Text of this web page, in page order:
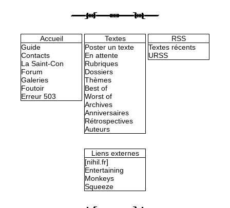
Accueil
Guide
Contacts
La Saint-Con
Forum
Galeries
Foutoir
Erreur 503
Textes
Poster un texte
En attente
Rubriques
Dossiers
Thèmes
Best of
Worst of
Archives
Anniversaires
Rétrospectives
Auteurs
RSS
Textes récents
URSS
Liens externes
[nihil.fr]
Entertaining
Monkeys
Squeeze